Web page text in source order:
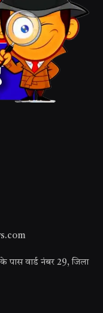
पास वार्ड नंबर 29, जिला